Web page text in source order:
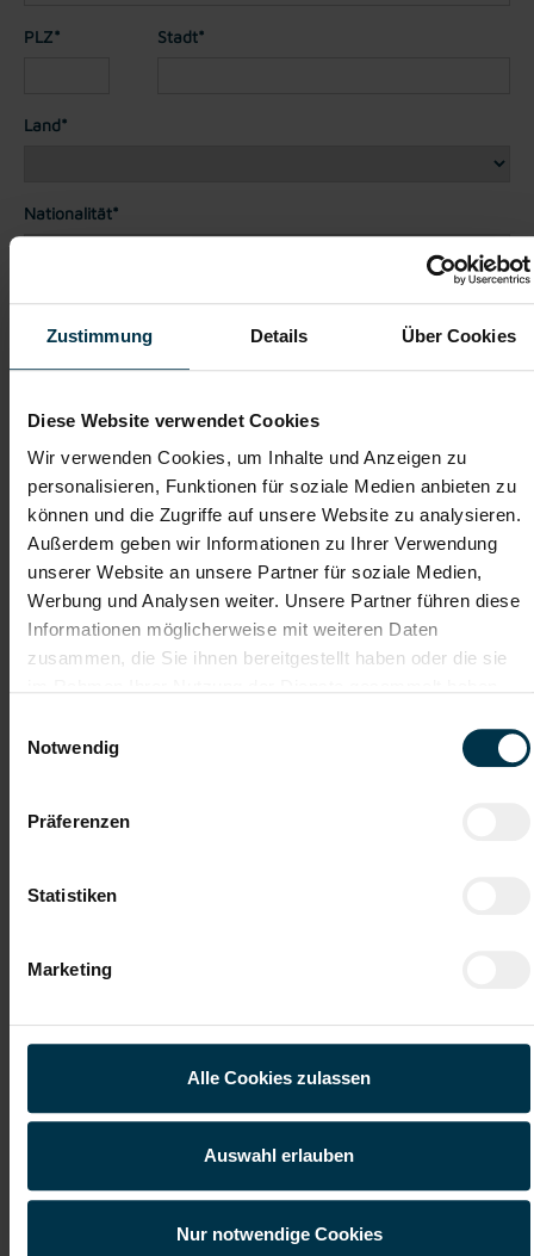
Zustimmung Details Über Cookies
Diese Website verwendet Cookies
Wir verwenden Cookies, um Inhalte und Anzeigen zu
personalisieren, Funktionen für soziale Medien anbieten zu
können und die Zugriffe auf unsere Website zu analysieren.
Außerdem geben wir Informationen zu Ihrer Verwendung
unserer Website an unsere Partner für soziale Medien,
Werbung und Analysen weiter. Unsere Partner führen diese
Informationen möglicherweise mit weiteren Daten
zusammen, die Sie ihnen bereitgestellt haben oder die sie
Notwendig
Präferenzen
Statistiken
Marketing
Alle Cookies zulassen
Auswahl erlauben
Nur notwendige Cookies
PLZ* Stadt*
Land*
Nationalität*
Telefon*
Lebenslauf
Bewerbungsschreiben
Empfehlungschreiben / Zeugnisse
Datei 4
und willige ein, dass meine personenbezogenen Daten im
Rahmen meiner Initiativbewerbung für die Dauer von drei
Jahren verarbeitet werden dürfen.*